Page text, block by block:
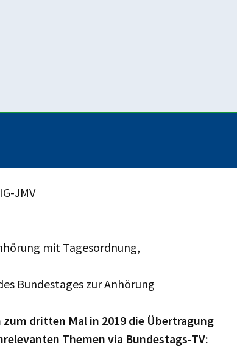
Antrag lautet:
Ungerechtigkeiten und Defizite weiter
JMV
mit Tagesordnung,
Bundestages zur Anhörung
zum dritten Mal in 2019 die Übertragung
Themen via Bundestags-TV: